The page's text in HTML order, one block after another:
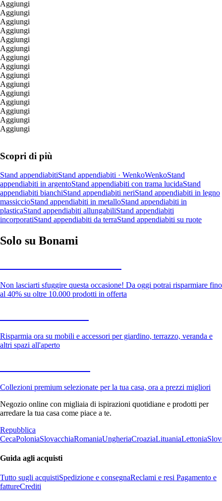
Aggiungi
Aggiungi
Aggiungi
Aggiungi
Aggiungi
Aggiungi
Aggiungi
Aggiungi
Aggiungi
Aggiungi
Aggiungi
Aggiungi
Aggiungi
Aggiungi
Aggiungi
Scopri di più
Stand appendiabitiStand appendiabiti · WenkoWenkoStand
appendiabiti in argentoStand appendiabiti con trama lucidaStand
appendiabiti bianchiStand appendiabiti neriStand appendiabiti in legno
massiccioStand appendiabiti in metalloStand appendiabiti in
plasticaStand appendiabiti allungabiliStand appendiabiti
incorporatiStand appendiabiti da terraStand appendiabiti su ruote
Solo su Bonami
Non lasciarti sfuggire questa occasione! Da oggi potrai risparmiare fino
al 40% su oltre 10.000 prodotti in offerta
Risparmia ora su mobili e accessori per giardino, terrazzo, veranda e
altri spazi all'aperto
Collezioni premium selezionate per la tua casa, ora a prezzi migliori
Negozio online con migliaia di ispirazioni quotidiane e prodotti per
arredare la tua casa come piace a te.
Repubblica
CecaPoloniaSlovacchiaRomaniaUngheriaCroaziaLituaniaLettonia
Guida agli acquisti
Tutto sugli acquistiSpedizione e consegnaReclami e resi Pagamento e
fattureCrediti